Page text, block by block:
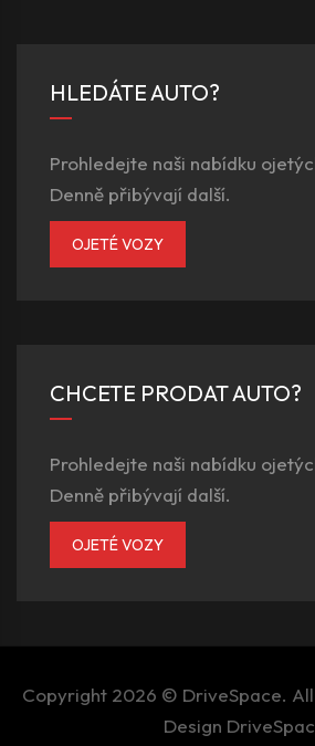
HLEDÁTE AUTO?
Prohledejte naši nabídku
Denně přibývají další.
OJETÉ VOZY
CHCETE PRODAT AUTO?
Prohledejte naši nabídku
Denně přibývají další.
OJETÉ VOZY
Copyright 2026 © DriveSpace.
Design